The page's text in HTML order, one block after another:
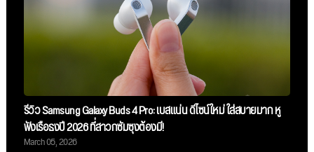
รีวิว Samsung Galaxy Buds 4 Pro: เบสแน่น ดีไซน์ใหม่ ใส่สบายมาก หู
ฟังเรือธงปี 2026 ที่สาวกซัมซุงต้องมี!
March 05, 2026